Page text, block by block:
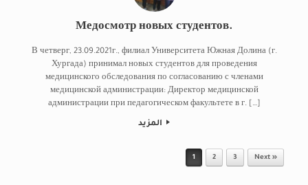
Медосмотр новых студентов.
В четверг, 23.09.2021г., филиал Университета Южная Долина (г.
Хургада) принимал новых студентов для проведения
медицинского обследования по согласованию с членами
медицинской администрации: Директор медицинской
администрации при педагогическом факультете в г. […]
1 2 3 Next »